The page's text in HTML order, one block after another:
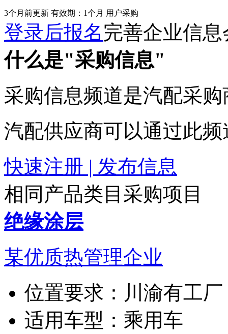
3个月前更新 有效期：1个月 用户采购
登录后报名完善企业信
什么是"采购信息"
采购信息频道是汽配采
汽配供应商可以通过此
快速注册 | 发布信息
相同产品类目采购项目
绝缘涂层
某优质热管理企业
位置要求： 川渝有工厂
适用车型： 乘用车